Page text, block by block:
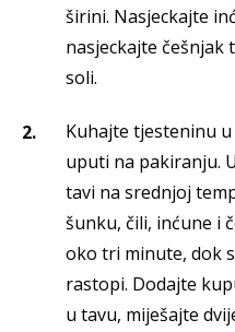
širini. Nasjeckajte
nasjeckajte češnjak
soli.
Kuhajte tjesteninu
uputi na pakiranju.
tavi na srednjoj
šunku, čili, inćune i
oko tri minute, dok
rastopi. Dodajte
u tavu, miješajte